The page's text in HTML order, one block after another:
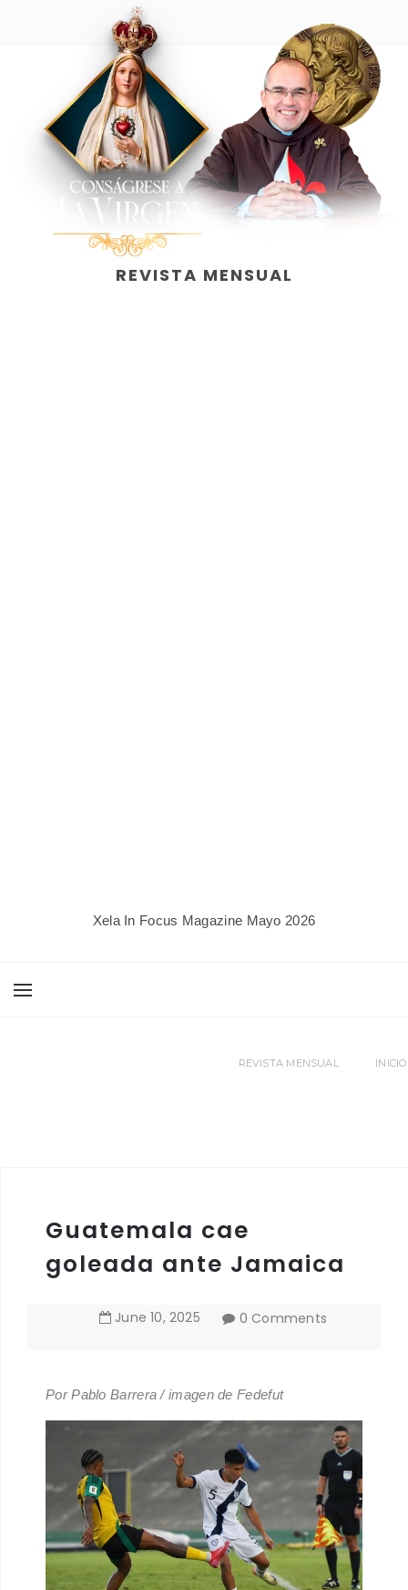
REVISTA MENSUAL
Xela In Focus Magazine Mayo 2026
REVISTA MENSUAL INICIO
Guatemala cae
goleada ante Jamaica
June 10,2025 0 Comments
Por Pablo Barrera / imagen de Fedefut